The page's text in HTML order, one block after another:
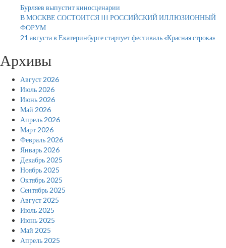
Бурляев выпустит киносценарии
В МОСКВЕ СОСТОИТСЯ III РОССИЙСКИЙ ИЛЛЮЗИОННЫЙ
ФОРУМ
21 августа в Екатеринбурге стартует фестиваль «Красная строка»
Архивы
Август 2026
Июль 2026
Июнь 2026
Май 2026
Апрель 2026
Март 2026
Февраль 2026
Январь 2026
Декабрь 2025
Ноябрь 2025
Октябрь 2025
Сентябрь 2025
Август 2025
Июль 2025
Июнь 2025
Май 2025
Апрель 2025